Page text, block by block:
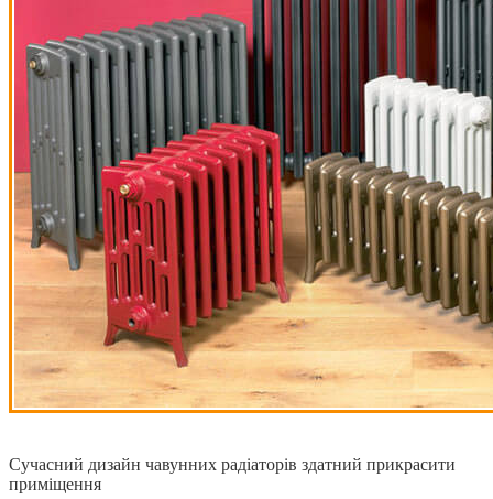
Сучасний дизайн чавунних радіаторів здатний прикрасити
приміщення